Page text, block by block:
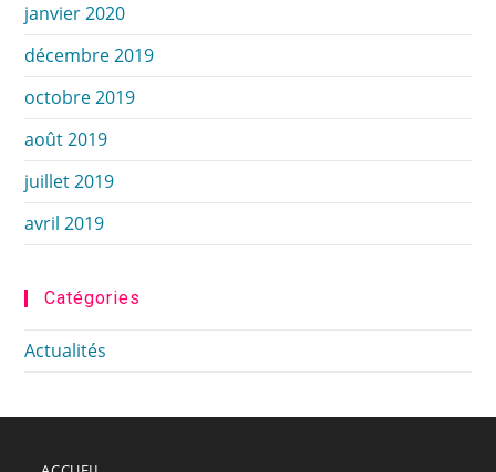
janvier 2020
décembre 2019
octobre 2019
août 2019
juillet 2019
avril 2019
Catégories
Actualités